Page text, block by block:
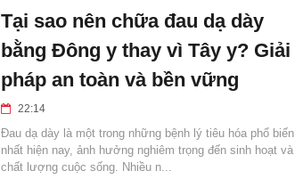
Tại sao nên chữa đau dạ dày
bằng Đông y thay vì Tây y? Giải
pháp an toàn và bền vững
22:14
Đau dạ dày là một trong những bệnh lý tiêu hóa phổ biến
nhất hiện nay, ảnh hưởng nghiêm trọng đến sinh hoạt và
chất lượng cuộc sống. Nhiều n...